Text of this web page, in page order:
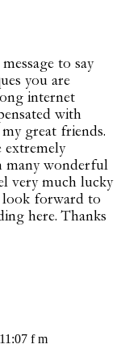
to say
you are
internet
with
great friends.
extremely
many wonderful
very much lucky
look forward to
here. Thanks
f m